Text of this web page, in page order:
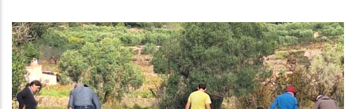
Finalització I Balanç De La